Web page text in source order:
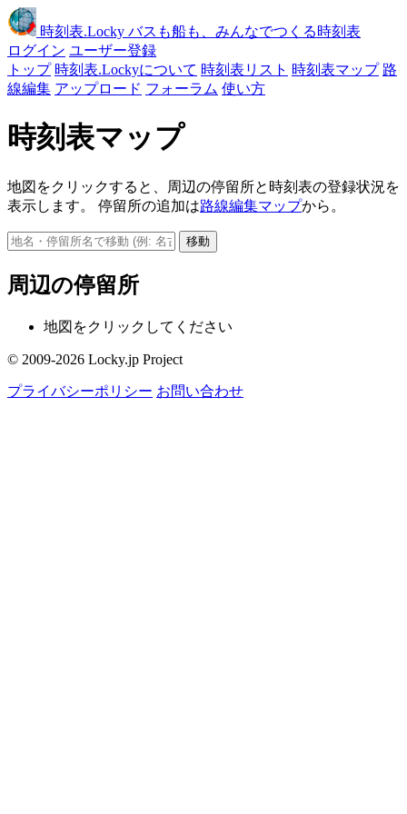
時刻表.Locky バスも船も、みんなでつくる時刻表
ログイン ユーザー登録
トップ 時刻表.Lockyについて 時刻表リスト 時刻表マップ 路
線編集 アップロード フォーラム 使い方
時刻表マップ
地図をクリックすると、周辺の停留所と時刻表の登録状況を
表示します。 停留所の追加は路線編集マップから。
移動
周辺の停留所
地図をクリックしてください
© 2009-2026 Locky.jp Project
プライバシーポリシー お問い合わせ